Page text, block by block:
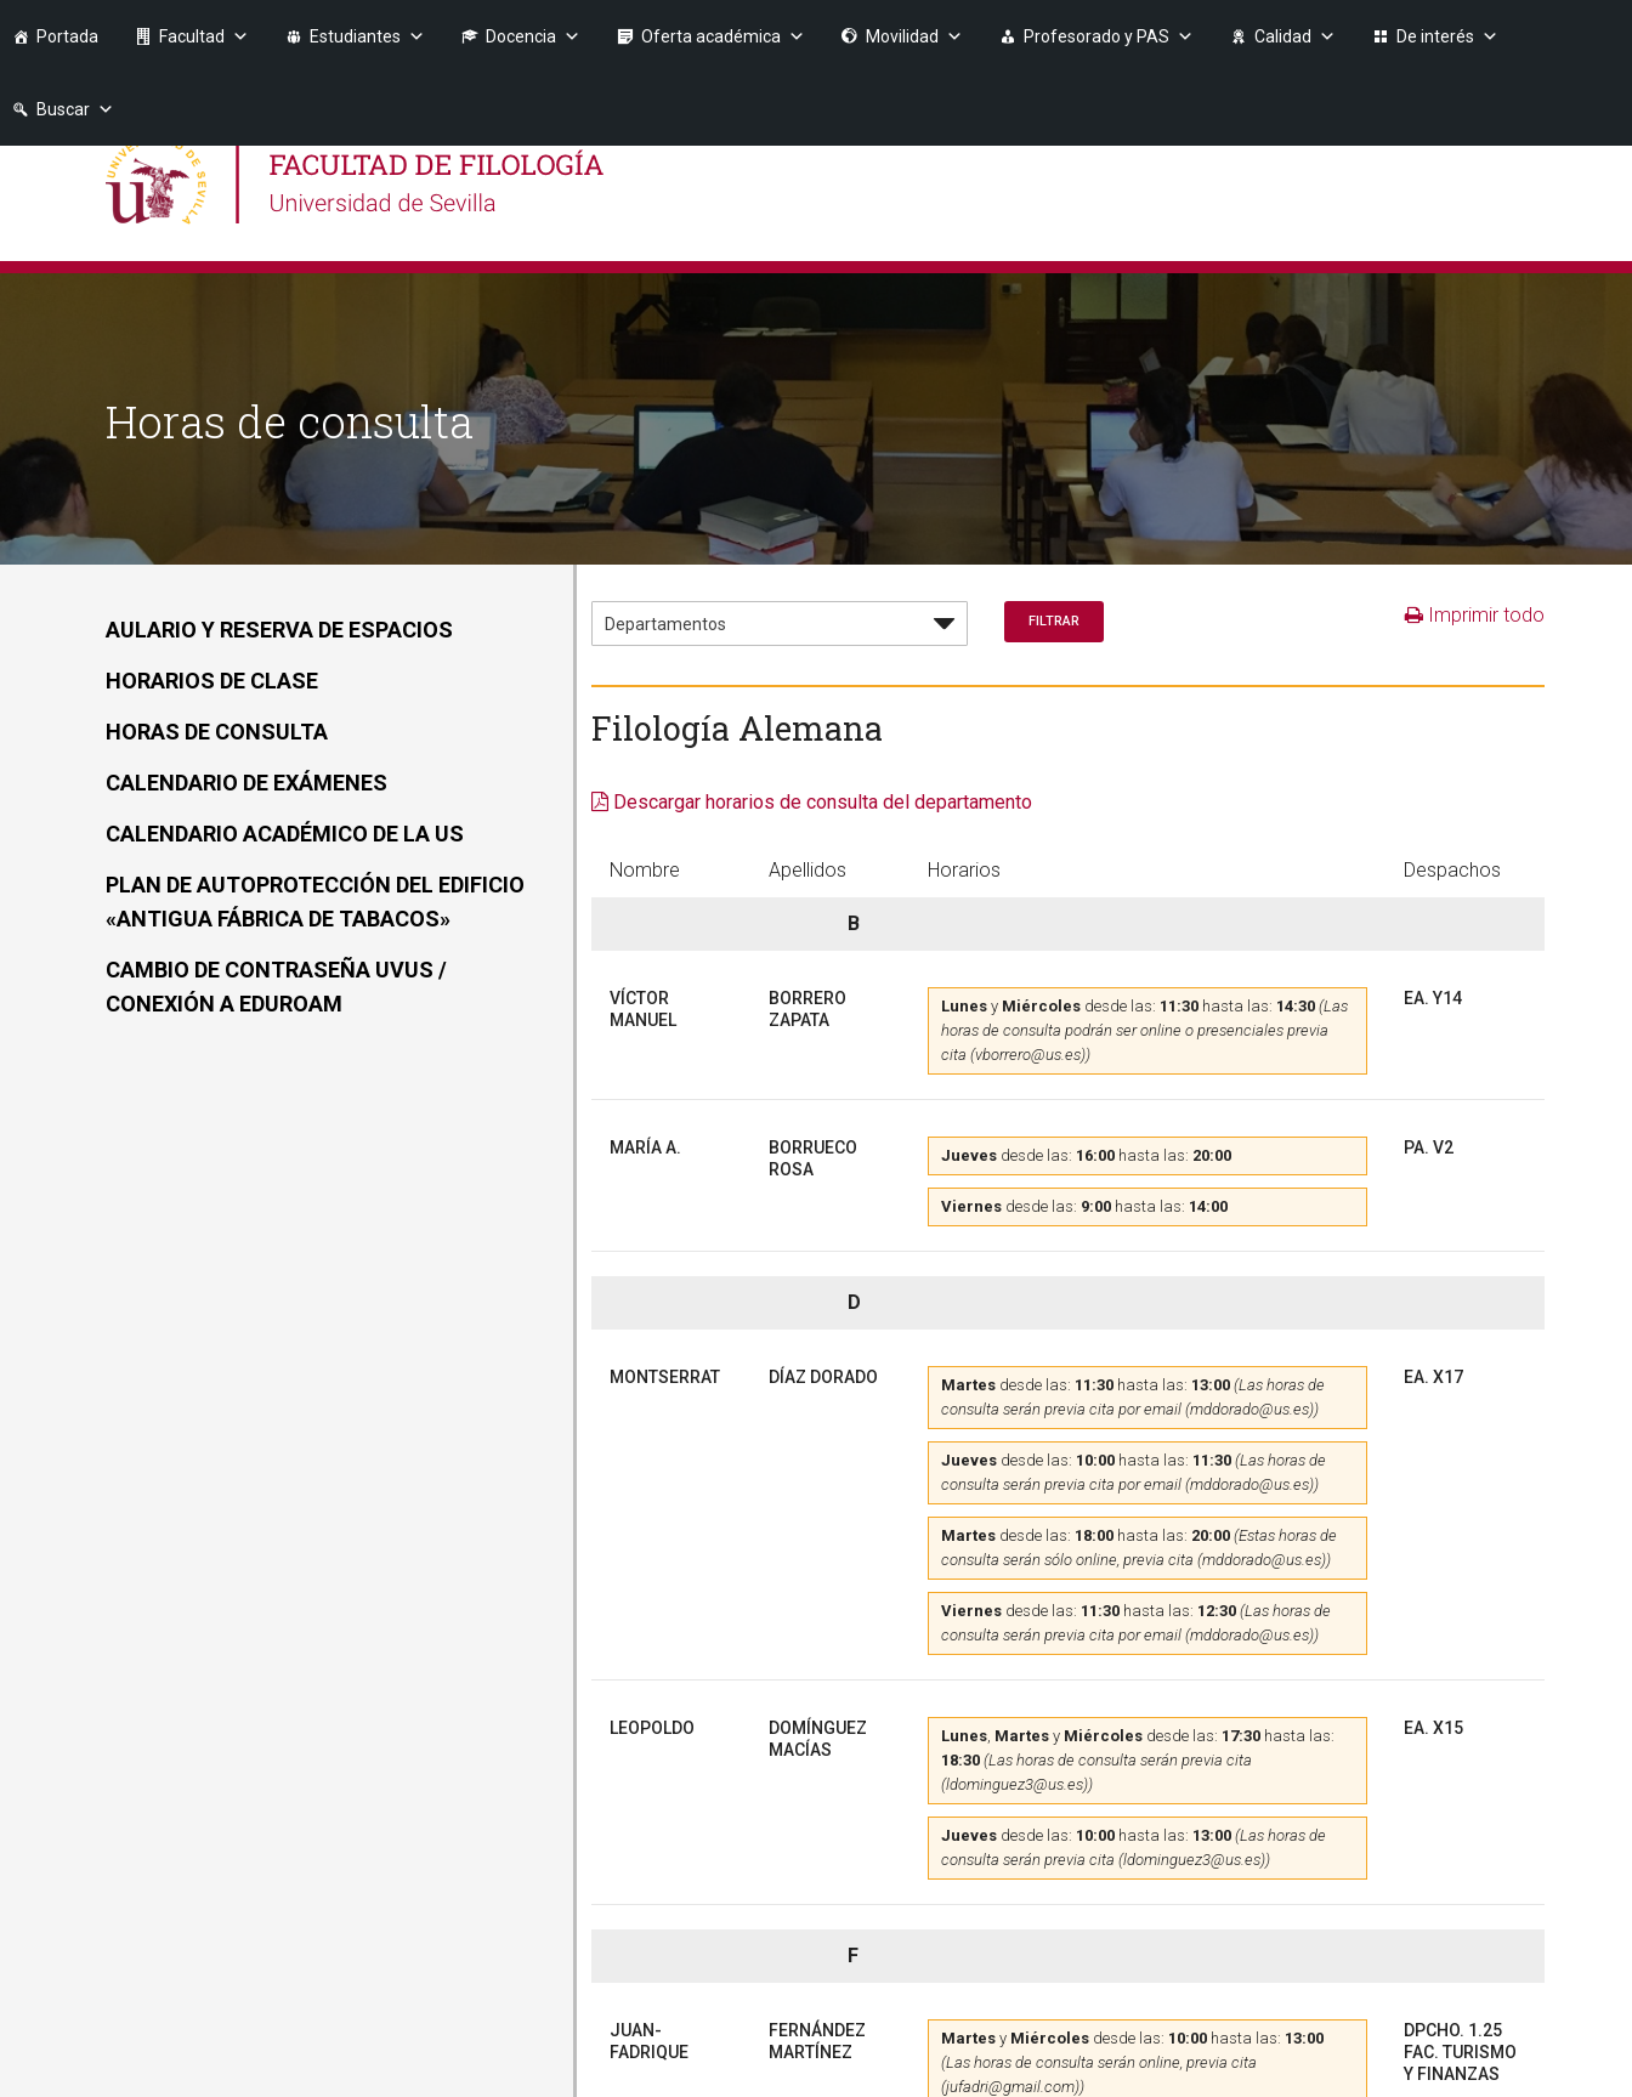
Portada Facultad Estudiantes Docencia Oferta académica Movilidad Profesorado y PAS Calidad De interés
Buscar
Horas de consulta
AULARIO Y RESERVA DE ESPACIOS
HORARIOS DE CLASE
HORAS DE CONSULTA
CALENDARIO DE EXÁMENES
CALENDARIO ACADÉMICO DE LA US
PLAN DE AUTOPROTECCIÓN DEL EDIFICIO
«ANTIGUA FÁBRICA DE TABACOS»
CAMBIO DE CONTRASEÑA UVUS /
CONEXIÓN A EDUROAM
Imprimir todo
Filología Alemana
Descargar horarios de consulta del departamento
Nombre Apellidos Horarios Despachos
B
VÍCTOR
MANUEL
BORRERO
ZAPATA
Lunesy Miércolesdesde las: 11:30hasta las: 14:30 (Las
horas de consulta podrán ser online o presenciales previa
cita (vborrero@us.es))
EA. Y14
MARÍA A.
BORRUECO
ROSA
Juevesdesde las: 16:00hasta las: 20:00
Viernesdesde las: 9:00hasta las: 14:00
PA. V2
D
MONTSERRAT DÍAZ DORADO Martesdesde las: 11:30hasta las: 13:00 (Las horas de
consulta serán previa cita por email (mddorado@us.es))
Juevesdesde las: 10:00hasta las: 11:30 (Las horas de
consulta serán previa cita por email (mddorado@us.es))
Martesdesde las: 18:00hasta las: 20:00 (Estas horas de
consulta serán sólo online, previa cita (mddorado@us.es))
Viernesdesde las: 11:30hasta las: 12:30 (Las horas de
consulta serán previa cita por email (mddorado@us.es))
EA. X17
LEOPOLDO
DOMÍNGUEZ
MACÍAS
Lunes, Martesy Miércolesdesde las: 17:30hasta las:
18:30 (Las horas de consulta serán previa cita
(ldominguez3@us.es))
Juevesdesde las: 10:00hasta las: 13:00 (Las horas de
consulta serán previa cita (ldominguez3@us.es))
EA. X15
F
JUAN-
FADRIQUE
FERNÁNDEZ
MARTÍNEZ
Martesy Miércolesdesde las: 10:00hasta las: 13:00
(Las horas de consulta serán online, previa cita
(jufadri@gmail.com))
DPCHO. 1.25
FAC. TURISMO
Y FINANZAS